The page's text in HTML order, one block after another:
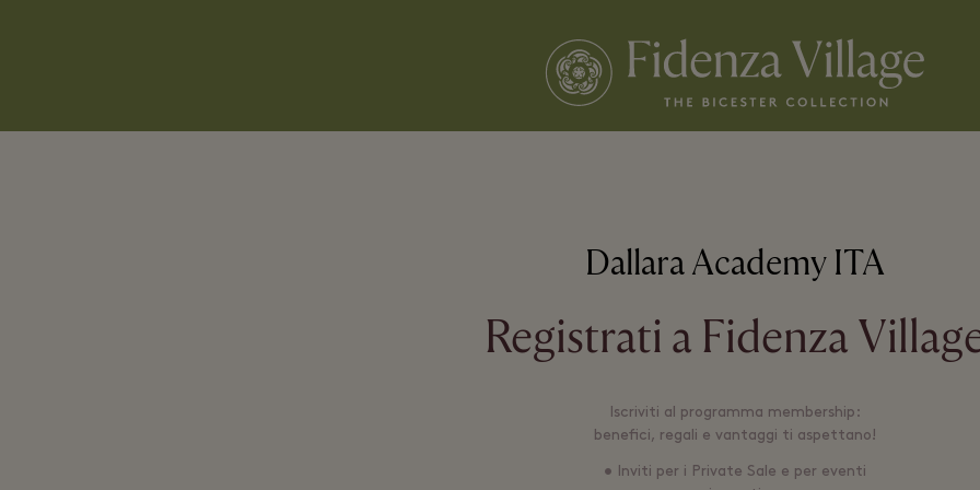
Dallara Academy ITA
Registrati a Fidenza
Iscriviti al programma membership:
benefici, regali e vantaggi ti aspettano!
• Inviti per i Private Sale e per eventi